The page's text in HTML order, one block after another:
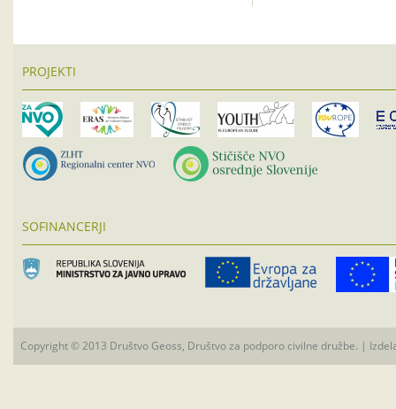
PROJEKTI
SOFINANCERJI
Copyright © 2013 Društvo Geoss, Društvo za podporo civilne družbe. |